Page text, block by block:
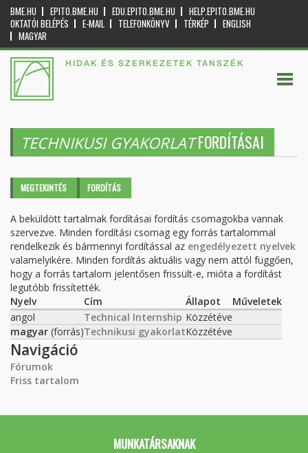
BME.HU EPITO.BME.HU EDU.EPITO.BME.HU
HELP.EPITO.BME.HU
OKTATÓI BELÉPÉS
E-MAIL TELEFONKÖNYV TÉRKÉP
ENGLISH
MAGYAR
HIDAK ÉS SZERKEZETEK TANSZÉK
TECHNIKUSI GYAKORLATFORDÍTÁSAI
Elsődleges fülek
MEGTEKINTÉS FORDÍTÁS
A beküldött tartalmak fordításai fordítás csomagokba vannak
szervezve. Minden fordítási csomag egy forrás tartalommal
rendelkezik és bármennyi fordítással az engedélyezett nyelvek
valamelyikére. Minden fordítás aktuális vagy nem attól függően,
hogy a forrás tartalom jelentősen frissült-e, mióta a fordítást
legutóbb frissítették.
Nyelv
Cím Állapot
Műveletek
angol
Technical Internship Közzétéve
magyar (forrás)Technikusi gyakorlatKözzétéve
Navigáció
Fórumok
Friss tartalom
MUNKATÁRSAKNAK